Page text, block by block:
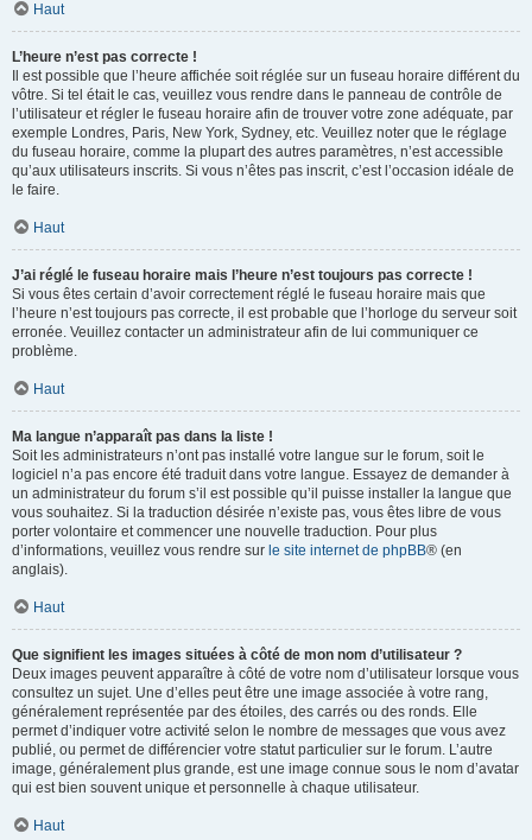
Haut
L’heure n’est pas correcte !
Il est possible que l’heure affichée soit réglée sur un fuseau horaire différent du
vôtre. Si tel était le cas, veuillez vous rendre dans le panneau de contrôle de
l’utilisateur et régler le fuseau horaire afin de trouver votre zone adéquate, par
exemple Londres, Paris, New York, Sydney, etc. Veuillez noter que le réglage
du fuseau horaire, comme la plupart des autres paramètres, n’est accessible
qu’aux utilisateurs inscrits. Si vous n’êtes pas inscrit, c’est l’occasion idéale de
le faire.
Haut
J’ai réglé le fuseau horaire mais l’heure n’est toujours pas correcte !
Si vous êtes certain d’avoir correctement réglé le fuseau horaire mais que
l’heure n’est toujours pas correcte, il est probable que l’horloge du serveur soit
erronée. Veuillez contacter un administrateur afin de lui communiquer ce
problème.
Haut
Ma langue n’apparaît pas dans la liste !
Soit les administrateurs n’ont pas installé votre langue sur le forum, soit le
logiciel n’a pas encore été traduit dans votre langue. Essayez de demander à
un administrateur du forum s’il est possible qu’il puisse installer la langue que
vous souhaitez. Si la traduction désirée n’existe pas, vous êtes libre de vous
porter volontaire et commencer une nouvelle traduction. Pour plus
d’informations, veuillez vous rendre sur le site internet de phpBB® (en
anglais).
Haut
Que signifient les images situées à côté de mon nom d’utilisateur ?
Deux images peuvent apparaître à côté de votre nom d’utilisateur lorsque vous
consultez un sujet. Une d’elles peut être une image associée à votre rang,
généralement représentée par des étoiles, des carrés ou des ronds. Elle
permet d’indiquer votre activité selon le nombre de messages que vous avez
publié, ou permet de différencier votre statut particulier sur le forum. L’autre
image, généralement plus grande, est une image connue sous le nom d’avatar
qui est bien souvent unique et personnelle à chaque utilisateur.
Haut